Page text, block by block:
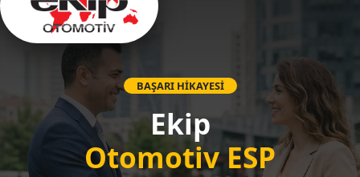
BAŞARI HİKAYESİ
Ekip
Otomotiv ESP